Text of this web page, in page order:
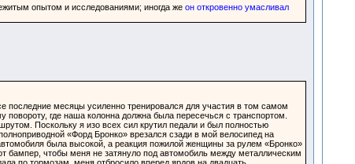
опытом и исследованиями; иногда же он откровенно умасливал
последние месяцы усиленно тренировался для участия в том самом
где наша колонна должна была пересечься с транспортом.
Поскольку я изо всех сил крутил педали и был полностью
«Форд Бронко» врезался сзади в мой велосипед на
была высокой, а реакция пожилой женщины за рулем «Бронко»
бампер, чтобы меня не затянуло под автомобиль между металлическим